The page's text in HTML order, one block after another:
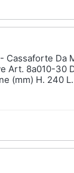
Cassaforte Da
Art. 8a010-30
(mm) H. 240